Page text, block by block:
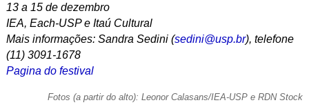
13 a 15 de dezembro
IEA, Each-USP e Itaú Cultural
Mais informações: Sandra Sedini (sedini@usp.br), telefone
(11) 3091-1678
Pagina do festival
Fotos (a partir do alto): Leonor Calasans/IEA-USP e RDN Stock